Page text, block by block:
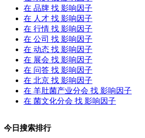
在 品牌 找 影响因子
在 人才 找 影响因子
在 行情 找 影响因子
在 公司 找 影响因子
在 动态 找 影响因子
在 展会 找 影响因子
在 问答 找 影响因子
在 北京 找 影响因子
在 羊肚菌产业分会 找 影响因子
在 菌文化分会 找 影响因子
今日搜索排行